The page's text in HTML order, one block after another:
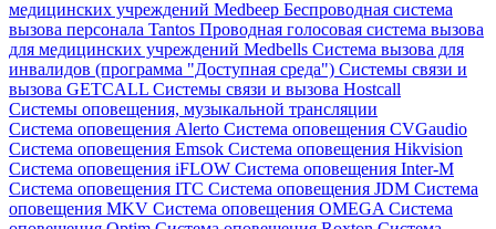
медицинских учреждений Medbeep Беспроводная система
вызова персонала Tantos Проводная голосовая система вызова
для медицинских учреждений Medbells Система вызова для
инвалидов (программа "Доступная среда") Системы связи и
вызова GETCALL Системы связи и вызова Hostcall
Системы оповещения, музыкальной трансляции
Система оповещения Alerto Система оповещения CVGaudio
Система оповещения Emsok Система оповещения Hikvision
Система оповещения iFLOW Система оповещения Inter-M
Система оповещения ITC Система оповещения JDM Система
оповещения MKV Система оповещения OMEGA Система